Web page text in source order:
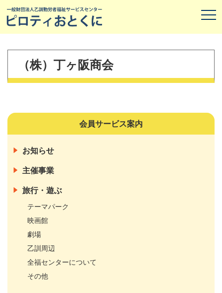
（株）丁ヶ阪商会
会員サービス案内
お知らせ
主催事業
旅行・遊ぶ
テーマパーク
映画館
劇場
乙訓周辺
全福センターについて
その他